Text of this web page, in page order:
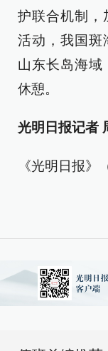
护联合机制，
活动，我国斑
山东长岛海域
休憩。
光明日报记者
《光明日报》